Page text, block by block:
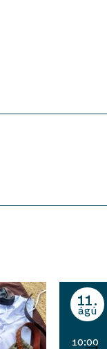
11
ágú
10:00